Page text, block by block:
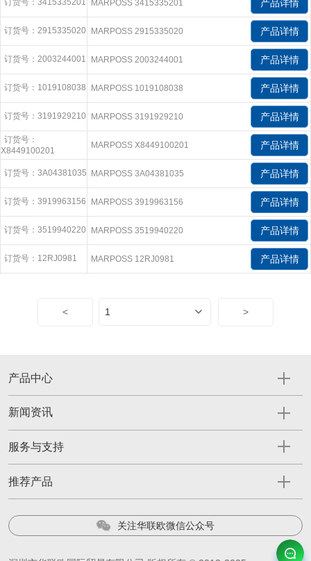
订货号：3415335201 MARPOSS 3415335201 产品详情
订货号：2915335020 MARPOSS 2915335020 产品详情
订货号：2003244001 MARPOSS 2003244001 产品详情
订货号：1019108038 MARPOSS 1019108038 产品详情
订货号：3191929210 MARPOSS 3191929210 产品详情
订货号：
X8449100201
MARPOSS X8449100201 产品详情
订货号：3A04381035 MARPOSS 3A04381035 产品详情
订货号：3919963156 MARPOSS 3919963156 产品详情
订货号：3519940220 MARPOSS 3519940220 产品详情
订货号：12RJ0981 MARPOSS 12RJ0981 产品详情
< >
产品中心
新闻资讯
服务与支持
推荐产品
关注华联欧微信公众号